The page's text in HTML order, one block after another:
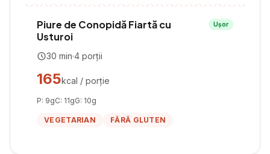
Piure de Conopidă Fiartă cu
Usturoi
Ușor
30 min·4 porții
165kcal / porție
P: 9gC: 11gG: 10g
VEGETARIAN FĂRĂ GLUTEN